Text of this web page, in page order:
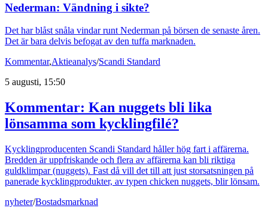
Nederman: Vändning i sikte?
Det har blåst snåla vindar runt Nederman på börsen de senaste åren.
Det är bara delvis befogat av den tuffa marknaden.
Kommentar,Aktieanalys/Scandi Standard
5 augusti, 15:50
Kommentar: Kan nuggets bli lika
lönsamma som kycklingfilé?
Kycklingproducenten Scandi Standard håller hög fart i affärerna.
Bredden är uppfriskande och flera av affärerna kan bli riktiga
guldklimpar (nuggets). Fast då vill det till att just storsatsningen på
panerade kycklingprodukter, av typen chicken nuggets, blir lönsam.
nyheter/Bostadsmarknad